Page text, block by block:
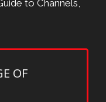
to Channels,
OF